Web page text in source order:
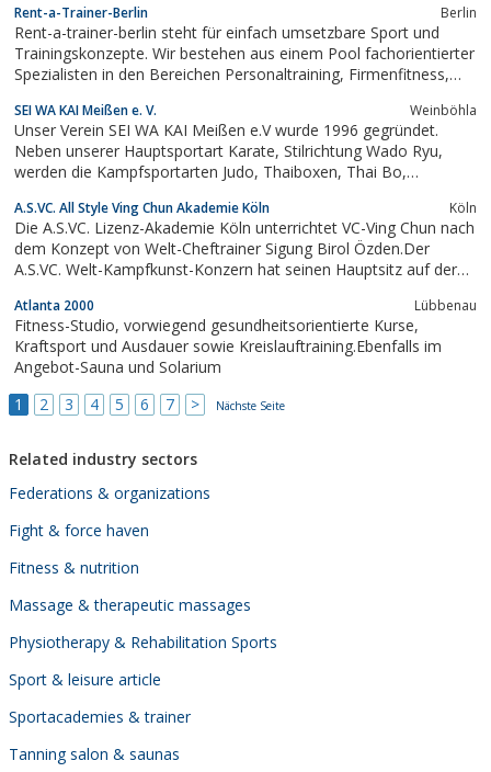
Rent-a-Trainer-Berlin Berlin
Rent-a-trainer-berlin steht für einfach umsetzbare Sport und
Trainingskonzepte. Wir bestehen aus einem Pool fachorientierter
Spezialisten in den Bereichen Personaltraining, Firmenfitness,
jahrelange Erfahrung geben uns die Möglichkeiten an die Hand,
einen außergewöhnlichen...
SEI WA KAI Meißen e. V. Weinböhla
Unser Verein SEI WA KAI Meißen e.V wurde 1996 gegründet.
Neben unserer Hauptsportart Karate, Stilrichtung Wado Ryu,
werden die Kampfsportarten Judo, Thaiboxen, Thai Bo,
in 15 Außenstellen/Orten.
A.S.VC. All Style Ving Chun Akademie Köln Köln
Die A.S.VC. Lizenz-Akademie Köln unterrichtet VC-Ving Chun nach
dem Konzept von Welt-Cheftrainer Sigung Birol Özden.Der
A.S.VC. Welt-Kampfkunst-Konzern hat seinen Hauptsitz auf der
m².Von dort aus wird die internationale Arbeit von General
Manager Birol Özden und seinem...
Atlanta 2000 Lübbenau
Fitness-Studio, vorwiegend gesundheitsorientierte Kurse,
Kraftsport und Ausdauer sowie Kreislauftraining.Ebenfalls im
Angebot-Sauna und Solarium
1
2 3 4 5 6 7 > Nächste Seite
Related industry sectors
Federations & organizations
Fight & force haven
Fitness & nutrition
Massage & therapeutic massages
Physiotherapy & Rehabilitation Sports
Sport & leisure article
Sportacademies & trainer
Tanning salon & saunas